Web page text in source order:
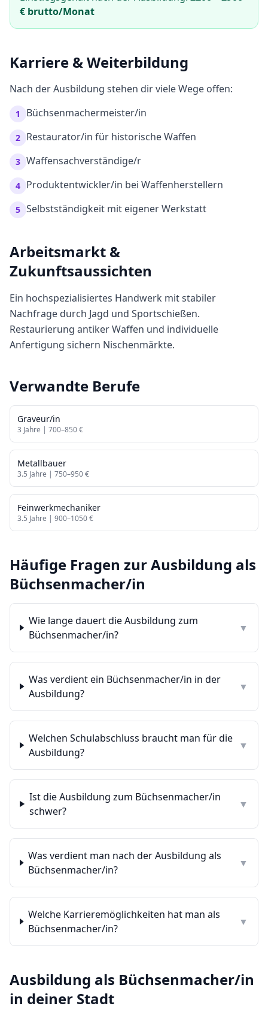
€ brutto/Monat
Karriere & Weiterbildung
Nach der Ausbildung stehen dir viele Wege offen:
1 Büchsenmachermeister/in
2 Restaurator/in für historische Waffen
3 Waffensachverständige/r
4 Produktentwickler/in bei Waffenherstellern
5 Selbstständigkeit mit eigener Werkstatt
Arbeitsmarkt &
Zukunftsaussichten
Ein hochspezialisiertes Handwerk mit stabiler
Nachfrage durch Jagd und Sportschießen.
Restaurierung antiker Waffen und individuelle
Anfertigung sichern Nischenmärkte.
Verwandte Berufe
Graveur/in
3 Jahre | 700–850€
Metallbauer
3.5 Jahre | 750–950€
Feinwerkmechaniker
3.5 Jahre | 900–1050€
Häufige Fragen zur Ausbildung als
Büchsenmacher/in
Wie lange dauert die Ausbildung zum
Büchsenmacher/in?
▼
Was verdient ein Büchsenmacher/in in der
Ausbildung?
▼
Welchen Schulabschluss braucht man für die
Ausbildung?
▼
Ist die Ausbildung zum Büchsenmacher/in
schwer?
▼
Was verdient man nach der Ausbildung als
Büchsenmacher/in?
▼
Welche Karrieremöglichkeiten hat man als
Büchsenmacher/in?
▼
Ausbildung als Büchsenmacher/in
in deiner Stadt